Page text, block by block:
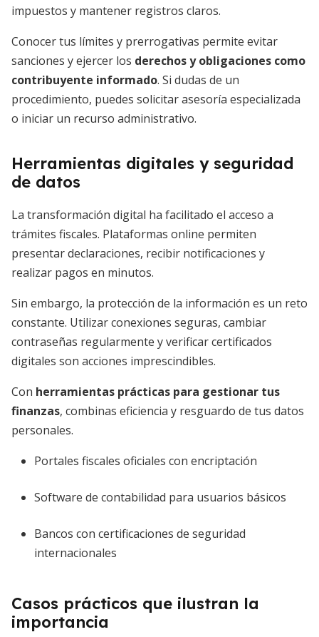
impuestos y mantener registros claros.
Conocer tus límites y prerrogativas permite evitar
sanciones y ejercer los derechos y obligaciones como
contribuyente informado. Si dudas de un
procedimiento, puedes solicitar asesoría especializada
o iniciar un recurso administrativo.
Herramientas digitales y seguridad
de datos
La transformación digital ha facilitado el acceso a
trámites fiscales. Plataformas online permiten
presentar declaraciones, recibir notificaciones y
realizar pagos en minutos.
Sin embargo, la protección de la información es un reto
constante. Utilizar conexiones seguras, cambiar
contraseñas regularmente y verificar certificados
digitales son acciones imprescindibles.
Con herramientas prácticas para gestionar tus
finanzas, combinas eficiencia y resguardo de tus datos
personales.
Portales fiscales oficiales con encriptación
Software de contabilidad para usuarios básicos
Bancos con certificaciones de seguridad
internacionales
Casos prácticos que ilustran la
importancia